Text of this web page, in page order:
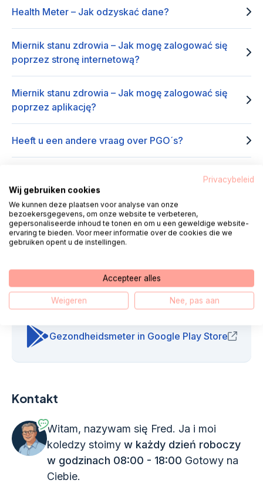
Health Meter – Jak odzyskać dane?
Miernik stanu zdrowia – Jak mogę zalogować się
poprzez stronę internetową?
Miernik stanu zdrowia – Jak mogę zalogować się
poprzez aplikację?
Heeft u een andere vraag over PGO´s?
Przydatne linki
Logowanie do licznika zdrowia (opens in new
Gezondheidsmeter website (opens in new
Gezondheidsmeter in App Store (opens in new
Gezondheidsmeter in Google Play Store
Kontakt
Witam, nazywam się Fred. Ja i moi
koledzy stoimy w każdy dzień roboczy
w godzinach 08:00 - 18:00 Gotowy na
Ciebie.
Privacybeleid
Wij gebruiken cookies
We kunnen deze plaatsen voor analyse van onze
bezoekersgegevens, om onze website te verbeteren,
gepersonaliseerde inhoud te tonen en om u een geweldige website-
ervaring te bieden. Voor meer informatie over de cookies die we
gebruiken opent u de instellingen.
Accepteer alles
Weigeren Nee, pas aan